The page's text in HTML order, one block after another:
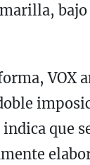
VOX
indica que